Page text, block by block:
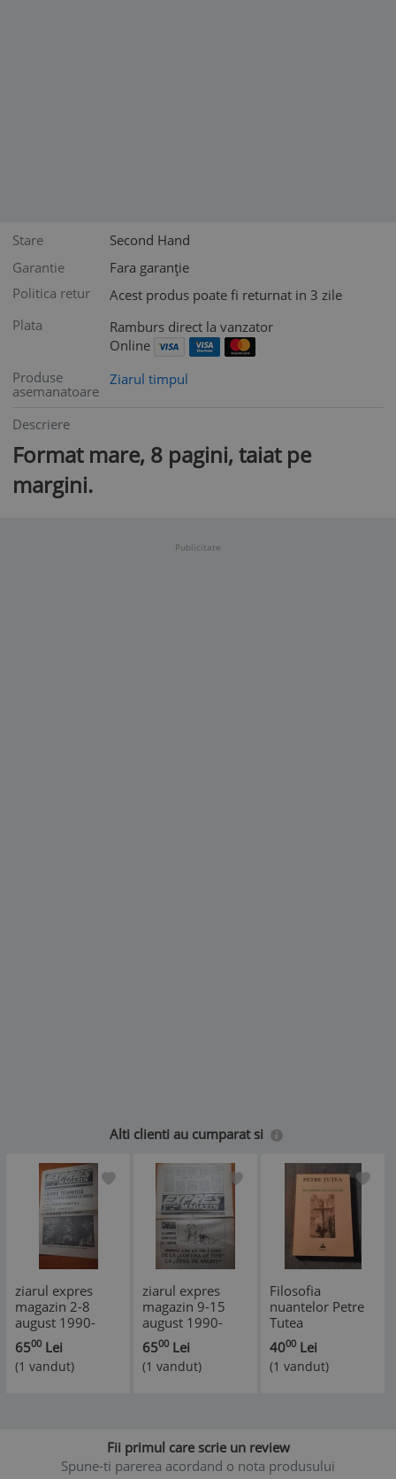
Stare
Second Hand
Garantie
Fara garanție
Politica retur
Acest produs poate fi returnat in 3 zile
Plata
Ramburs direct la vanzator
Online
Produse
asemanatoare
Ziarul timpul
Descriere
Format mare, 8 pagini, taiat pe
margini.
Publicitate
Alti clienti au cumparat si
ziarul expres
magazin 2-8
august 1990-
interviu cu petre
tutea
6500 Lei
(1 vandut)
ziarul expres
magazin 9-15
august 1990-
interviu cu petre
tutea
6500 Lei
(1 vandut)
Filosofia
nuantelor Petre
Tutea
4000 Lei
(1 vandut)
Fii primul care scrie un review
Spune-ti parerea acordand o nota produsului